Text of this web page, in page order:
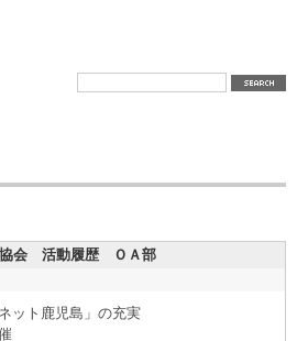
協会 活動履歴 ＯＡ部
ト鹿児島」の充実